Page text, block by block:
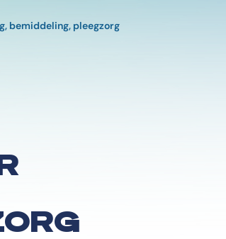
bemiddeling, pleegzorg